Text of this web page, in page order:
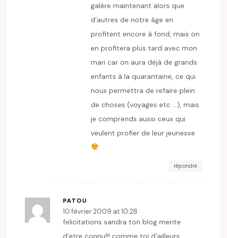
galère maintenant alors que
d’autres de notre âge en
profitent encore à fond, mais on
en profitera plus tard avec mon
mari car on aura déjà de grands
enfants à la quarantaine, ce qui
nous permettra de refaire plein
de choses (voyages etc …), mais
je comprends aussi ceux qui
veulent profier de leur jeunesse
répondre
PATOU
10 février 2009 at 10:28
felicitations sandra ton blog merite
d’etre connu!!! comme toi d’ailleurs